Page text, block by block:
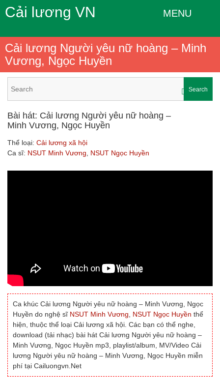
Cải lương VN MENU
Cải lương Người yêu nữ hoàng – Minh
Vương, Ngọc Huyền
Search
Bài hát: Cải lương Người yêu nữ hoàng –
Minh Vương, Ngọc Huyền
Thể loại: Cải lương xã hội
Ca sĩ: NSUT Minh Vương NSUT Ngọc Huyền
Ca khúc Cải lương Người yêu nữ hoàng – Minh Vương, Ngọc
Huyền do nghệ sĩ NSUT Minh Vương NSUT Ngọc Huyền thể
hiện, thuộc thể loại Cải lương xã hội. Các bạn có thể nghe,
download (tải nhạc) bài hát Cải lương Người yêu nữ hoàng –
Minh Vương, Ngọc Huyền mp3, playlist/album, MV/Video Cải
lương Người yêu nữ hoàng – Minh Vương, Ngọc Huyền miễn
phí tại Cailuongvn.Net